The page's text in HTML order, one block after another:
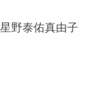
野泰佑真由子